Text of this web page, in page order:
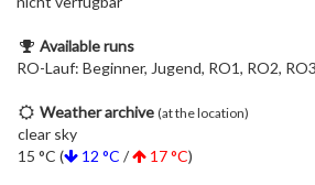
Available runs
RO-Lauf: Beginner, Jugend, RO1, RO2,
Weather archive (at the location)
clear sky
15 °C (
12 °C / 17 °C)